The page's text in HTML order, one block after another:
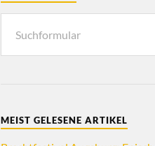
MEIST GELESENE ARTIKEL